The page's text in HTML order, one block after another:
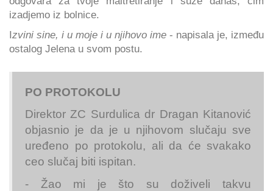
izadjemo iz bolnice.
zvini sine, i u moje i u njihovo ime - napisala je, između
ostalog Jelena u svom postu.
PO PROTOKOLU
Direktor ZC Surdulica dr Dragan Kitanović
objasnio je da je u njihovom slučaju sve
uređeno po protokolu, ali da će svakako
ceo slučaj biti ispitan.
- Žao mi je što su doživeli takvu